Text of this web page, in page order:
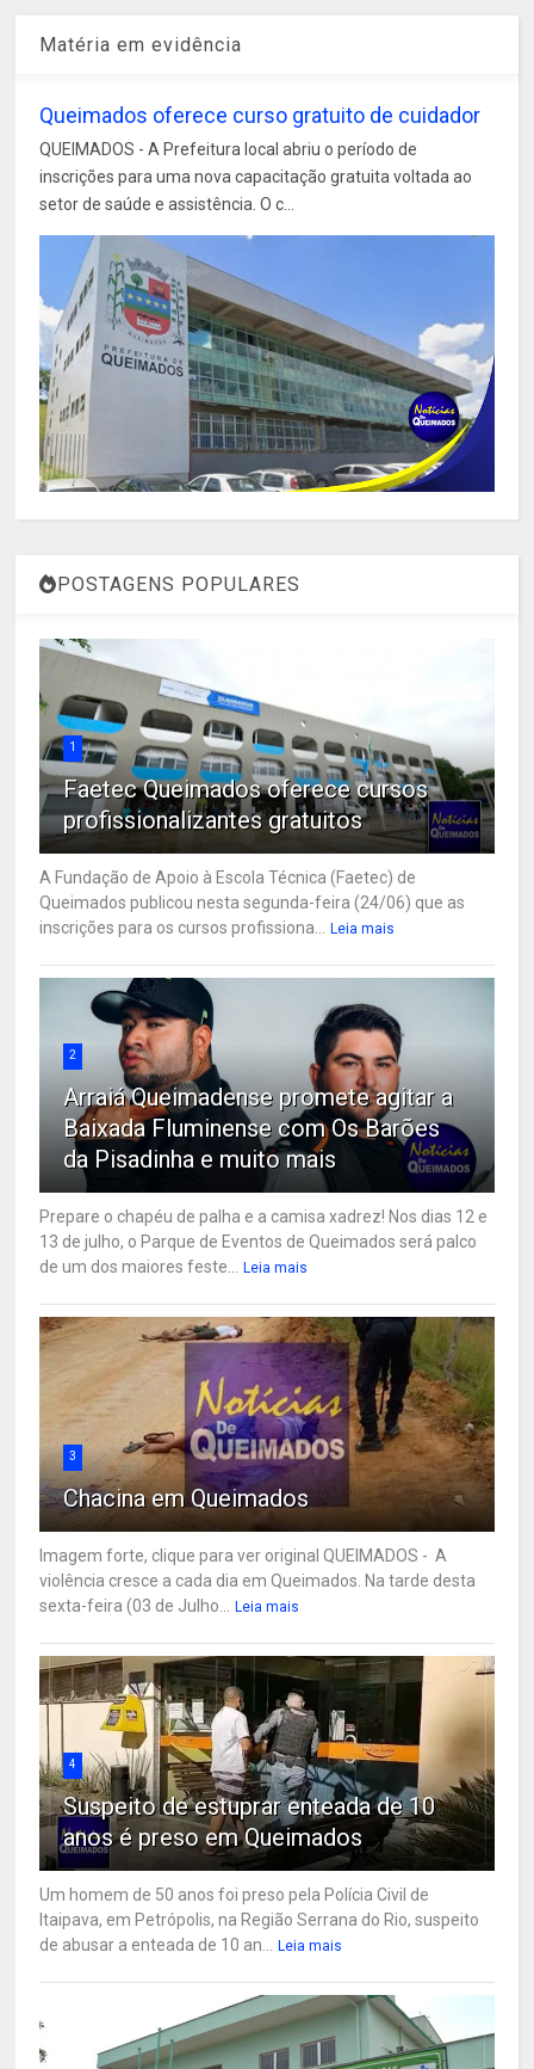
Matéria em evidência
Queimados oferece curso gratuito de cuidador
QUEIMADOS - A Prefeitura local abriu o período de
inscrições para uma nova capacitação gratuita voltada ao
setor de saúde e assistência. O c...
POSTAGENS POPULARES
1
Faetec Queimados oferece cursos
profissionalizantes gratuitos
A Fundação de Apoio à Escola Técnica (Faetec) de
Queimados publicou nesta segunda-feira (24/06) que as
inscrições para os cursos profissiona...
Leia mais
2
Arraiá Queimadense promete agitar a
Baixada Fluminense com Os Barões
da Pisadinha e muito mais
Prepare o chapéu de palha e a camisa xadrez! Nos dias 12 e
13 de julho, o Parque de Eventos de Queimados será palco
de um dos maiores feste...
Leia mais
3
Chacina em Queimados
Imagem forte, clique para ver original QUEIMADOS - A
violência cresce a cada dia em Queimados. Na tarde desta
sexta-feira (03 de Julho...
Leia mais
4
Suspeito de estuprar enteada de 10
anos é preso em Queimados
Um homem de 50 anos foi preso pela Polícia Civil de
Itaipava, em Petrópolis, na Região Serrana do Rio, suspeito
de abusar a enteada de 10 an...
Leia mais